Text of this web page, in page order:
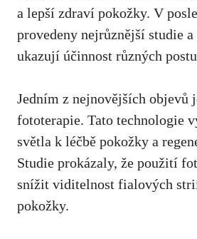
⁣a lepší zdraví pokožky. V
provedeny nejrůznější studie
ukazují účinnost různých
Jedním z nejnovějších objevů
fototerapie. Tato technologie
světla k léčbě pokožky a
Studie prokázaly,⁢ že ​použití
snížit viditelnost fialových
pokožky. ⁤